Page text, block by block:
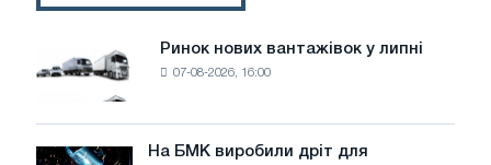
Werken
Ринок
нових
вантажівок
у
липні
Ринок нових вантажівок у липні
07-08-2026, 16:00
На На БМК виробили дріт для